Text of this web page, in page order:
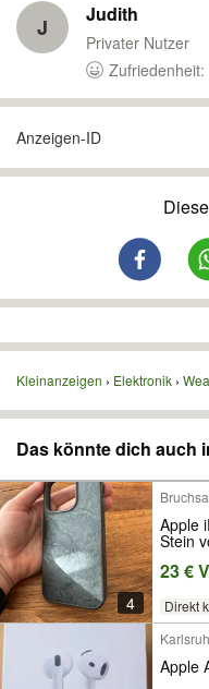
J Judith
Privater Nutzer
Zufriedenheit:
Anzeigen-ID
Kleinanzeigen Elektronik
Das könnte dich auch
4
Apple
Stein
23 €
Direkt
Apple